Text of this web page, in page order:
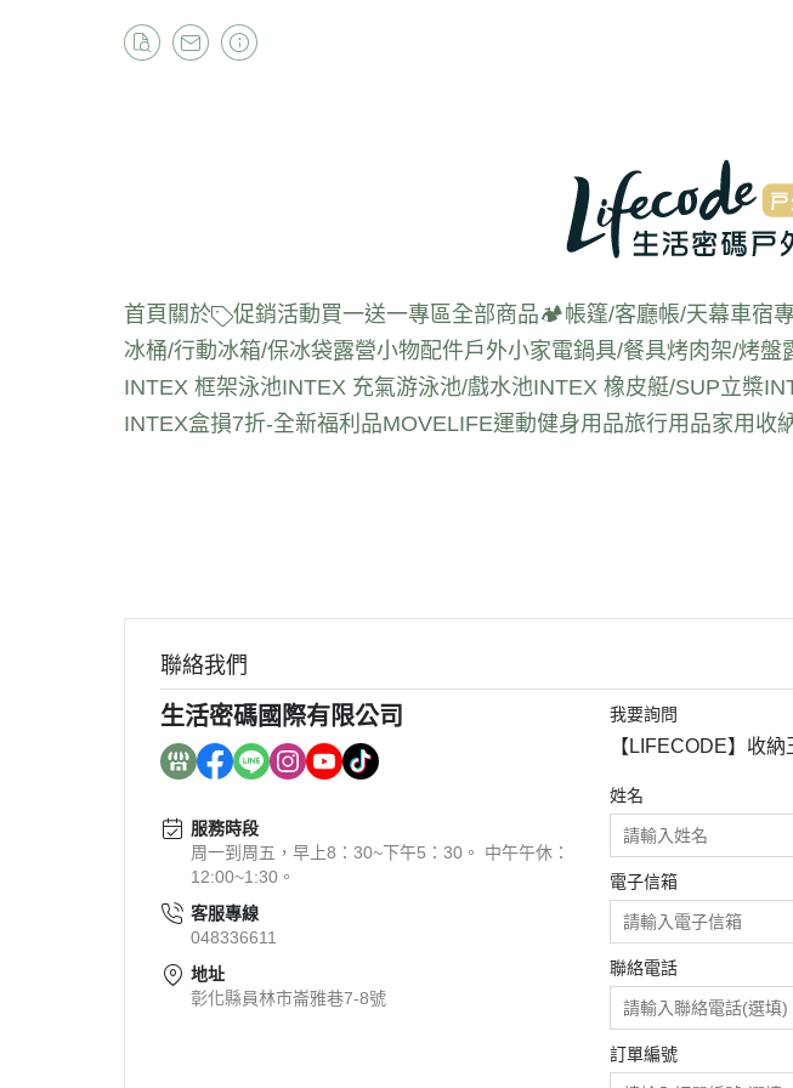
首頁 關於 促銷活動買一送一專區全部商品🏕️帳篷/客廳帳/天幕車宿
冰桶/行動冰箱/保冰袋露營小物配件戶外小家電鍋具/餐具烤肉架/烤盤
INTEX 框架泳池INTEX 充氣游泳池/戲水池INTEX 橡皮艇/SUP立槳
INTEX盒損7折-全新福利品MOVELIFE運動健身用品旅行用品家用收
聯絡我們
生活密碼國際有限公司
服務時段
周一到周五，早上8：30~下午5：30。 中午午休：
12:00~1:30。
客服專線
048336611
地址
彰化縣員林市崙雅巷7-8號
我要詢問
【LIFECODE】收
姓名
電子信箱
聯絡電話
訂單編號